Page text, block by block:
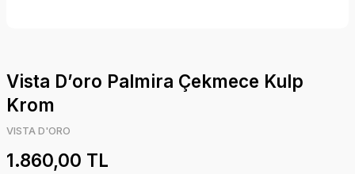
Vista D’oro Palmira Çekmece Kulp
Krom
VISTA D'ORO
1.860,00 TL